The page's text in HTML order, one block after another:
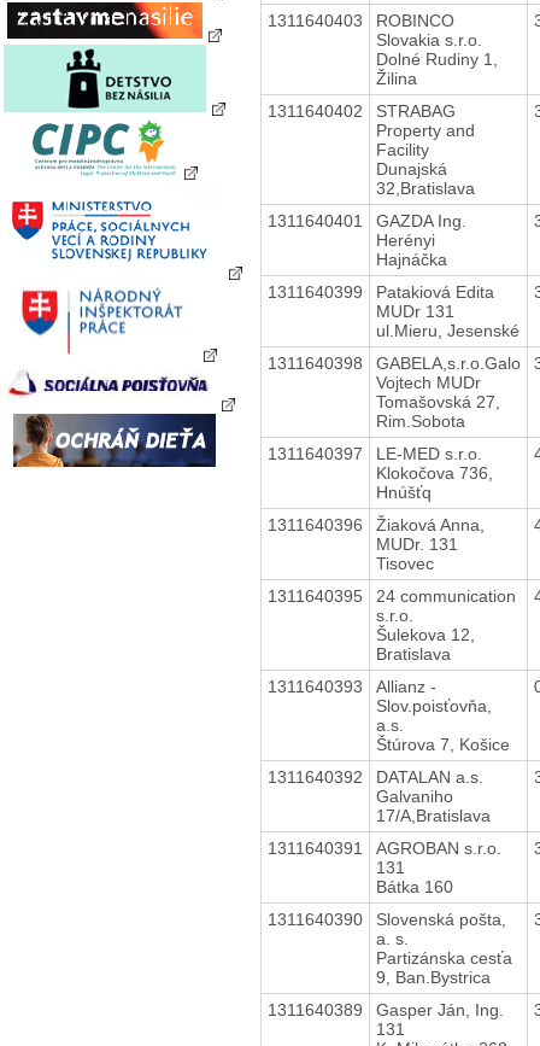
1311640403
ROBINCO
Slovakia s.r.o.
Dolné Rudiny 1,
Žilina
1311640402
STRABAG
Property and
Facility
Dunajská
32,Bratislava
1311640401
GAZDA Ing.
Herényi
Hajnáčka
1311640399
Patakiová Edita
MUDr 131
ul.Mieru, Jesenské
1311640398
GABELA,s.r.o.Galo
Vojtech MUDr
Tomašovská 27,
Rim.Sobota
1311640397
LE-MED s.r.o.
Klokočova 736,
Hnúšťq
1311640396
Žiaková Anna,
MUDr. 131
Tisovec
1311640395
24 communication
s.r.o.
Šulekova 12,
Bratislava
1311640393
Allianz -
Slov.poisťovňa,
a.s.
Štúrova 7, Košice
1311640392
DATALAN a.s.
Galvaniho
17/A,Bratislava
1311640391
AGROBAN s.r.o.
131
Bátka 160
1311640390
Slovenská pošta,
a. s.
Partizánska cesťa
9, Ban.Bystrica
1311640389
Gasper Ján, Ing.
131